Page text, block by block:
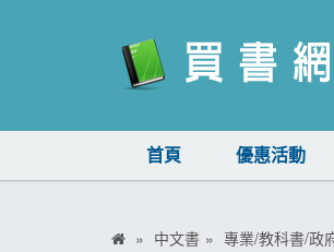
首頁 優惠活動
中文書 專業/教科書/政